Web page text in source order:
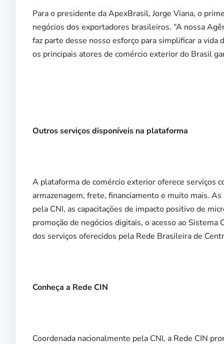
Para o presidente da ApexBrasil, Jorge Viana, o
negócios dos exportadores brasileiros. “A nossa
faz parte desse nosso esforço para simplificar a vida
os principais atores de comércio exterior do Brasil
Outros serviços disponíveis na plataforma
A plataforma de comércio exterior oferece serviços
armazenagem, frete, financiamento e muito mais.
pela CNI, as capacitações de impacto positivo de
promoção de negócios digitais, o acesso ao
dos serviços oferecidos pela Rede Brasileira de
Conheça a Rede CIN
Coordenada nacionalmente pela CNI, a Rede CIN